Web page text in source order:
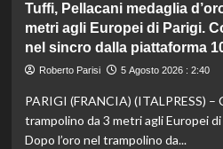
oro
a
Wellbrock
Beach
Soccer,
sei
giorni
spettacolo
a
Scoglitti.
Tuffi, Pellacani medaglia
metri agli Europei di Parigi.
nel sincro dalla piattaforma
Roberto Parisi 5 Agosto 2026 : 2:40
PARIGI (FRANCIA) (ITALPRESS) –
trampolino da 3 metri agli Europei
Dopo l’oro nel trampolino da...